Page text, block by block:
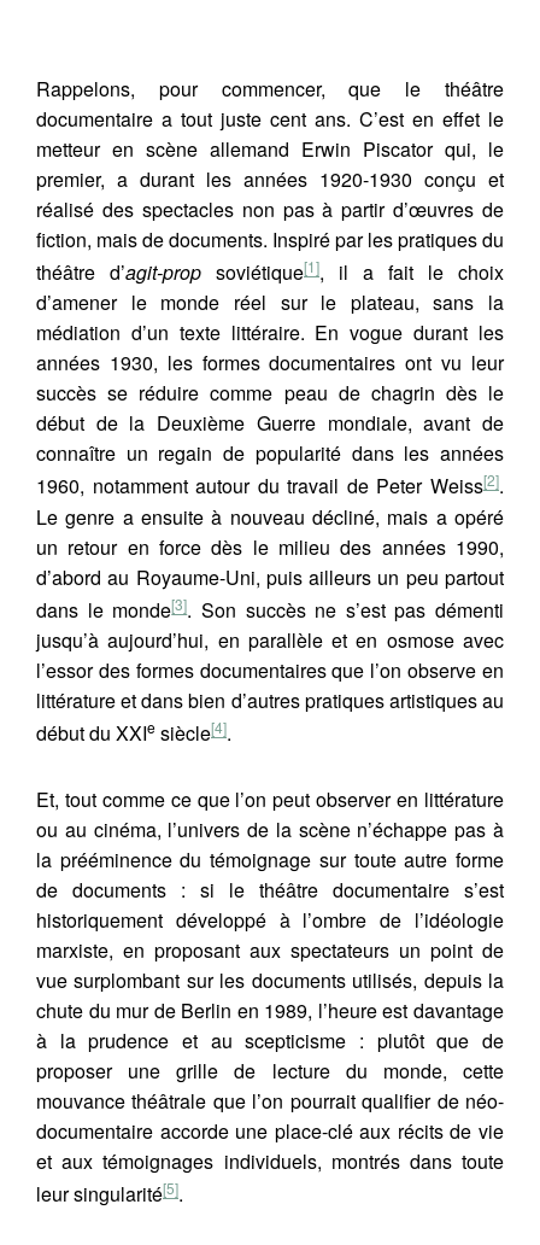
Rappelons, pour commencer, que le théâtre
documentaire a tout juste cent ans. C’est en effet le
metteur en scène allemand Erwin Piscator qui, le
premier, a durant les années 1920-1930 conçu et
réalisé des spectacles non pas à partir d’œuvres de
fiction, mais de documents. Inspiré par les pratiques du
théâtre d’agit-prop soviétique[1], il a fait le choix
d’amener le monde réel sur le plateau, sans la
médiation d’un texte littéraire. En vogue durant les
années 1930, les formes documentaires ont vu leur
succès se réduire comme peau de chagrin dès le
début de la Deuxième Guerre mondiale, avant de
connaître un regain de popularité dans les années
1960, notamment autour du travail de Peter Weiss[2].
Le genre a ensuite à nouveau décliné, mais a opéré
un retour en force dès le milieu des années 1990,
d’abord au Royaume-Uni, puis ailleurs un peu partout
dans le monde[3]. Son succès ne s’est pas démenti
jusqu’à aujourd’hui, en parallèle et en osmose avec
l’essor des formes documentaires que l’on observe en
littérature et dans bien d’autres pratiques artistiques au
début du XXIe siècle[4].
Et, tout comme ce que l’on peut observer en littérature
ou au cinéma, l’univers de la scène n’échappe pas à
la prééminence du témoignage sur toute autre forme
de documents : si le théâtre documentaire s’est
historiquement développé à l’ombre de l’idéologie
marxiste, en proposant aux spectateurs un point de
vue surplombant sur les documents utilisés, depuis la
chute du mur de Berlin en 1989, l’heure est davantage
à la prudence et au scepticisme : plutôt que de
proposer une grille de lecture du monde, cette
mouvance théâtrale que l’on pourrait qualifier de néo-
documentaire accorde une place-clé aux récits de vie
et aux témoignages individuels, montrés dans toute
leur singularité[5].